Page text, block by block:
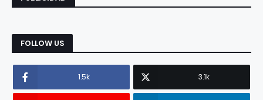
FOLLOW US
1.5k 3.1k